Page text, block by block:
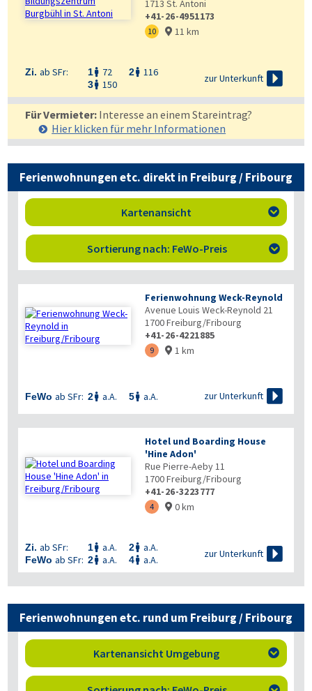
1713 St. Antoni
+41-26-4951173
10  11 km
Zi. ab SFr: 1 72 2 116
3 150
zur Unterkunft 
Für Vermieter: Interesse an einem Stareintrag?
Hier klicken für mehr Informationen
Ferienwohnungen etc. direkt in Freiburg / Fribourg
Kartenansicht 
Sortierung nach: FeWo-Preis 
Ferienwohnung Weck-Reynold
Avenue Louis Weck-Reynold 21
1700Freiburg/Fribourg
+41-26-4221885
9  1 km
FeWo ab SFr: 2 a.A. 5 a.A. zur Unterkunft 
Hotel und Boarding House
'Hine Adon'
Rue Pierre-Aeby 11
1700Freiburg/Fribourg
+41-26-3223777
4  0 km
Zi. ab SFr: 1 a.A. 2 a.A.
FeWo ab SFr: 2 a.A. 4 a.A.
zur Unterkunft 
Ferienwohnungen etc. rund um Freiburg / Fribourg
Kartenansicht Umgebung 